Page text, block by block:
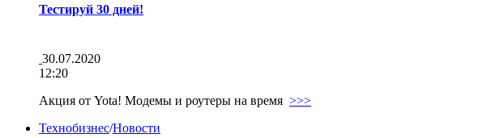
Тестируй 30 дней!
30.07.2020
12:20
Акция от Yota! Модемы и роутеры на время >>>
Технобизнес/Новости